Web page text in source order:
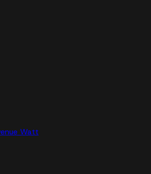
Watt